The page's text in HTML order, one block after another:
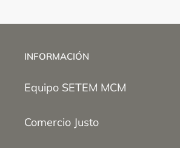
INFORMACIÓN
Equipo SETEM MCM
Comercio Justo